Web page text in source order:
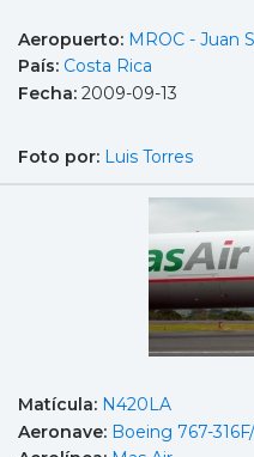
Aeropuerto: MROC - Juan
País: Costa Rica
Fecha: 2009-09-13
Foto por: Luis Torres
Matícula: N420LA
Aeronave: Boeing 767-